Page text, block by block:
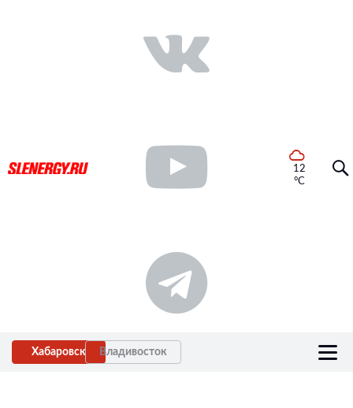
12
°C
Хабаровск Владивосток